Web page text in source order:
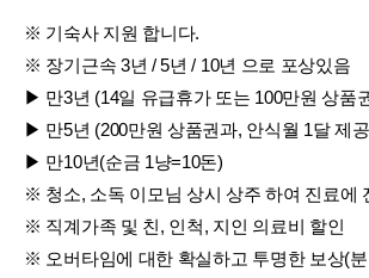
※ 기숙사 지원 합니다.
※ 장기근속 3년 / 5년 / 10년 으로 포상있음
▶ 만3년 (14일 유급휴가 또는 100만원 상품
▶ 만5년 (200만원 상품권과, 안식월 1달 제
▶ 만10년(순금 1냥=10돈)
※ 청소, 소독 이모님 상시 상주 하여 진료에
※ 직계가족 및 친, 인척, 지인 의료비 할인
※ 오버타임에 대한 확실하고 투명한 보상(